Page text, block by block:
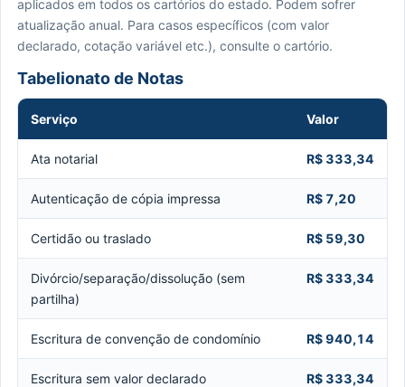
aplicados em todos os cartórios do estado. Podem sofrer
atualização anual. Para casos específicos (com valor
declarado, cotação variável etc.), consulte o cartório.
Tabelionato de Notas
Serviço Valor
Ata notarial R$ 333,34
Autenticação de cópia impressa R$ 7,20
Certidão ou traslado R$ 59,30
Divórcio/separação/dissolução (sem
partilha)
R$ 333,34
Escritura de convenção de condomínio R$ 940,14
Escritura sem valor declarado R$ 333,34